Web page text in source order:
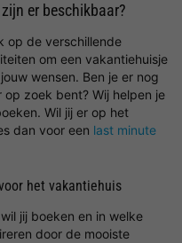
er beschikbaar?
op de verschillende
om een vakantiehuisje
wensen. Ben je er nog
zoek bent? Wij helpen je
Wil jij er op het
dan voor een last minute
het vakantiehuis
jij boeken en in welke
door de mooiste